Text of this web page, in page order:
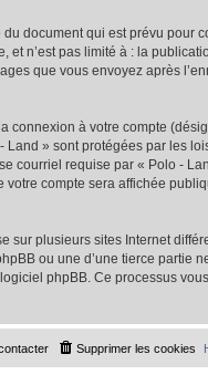
document qui est prévu pour
n’est pas limité à : la
que vous envoyez après
connexion à votre compte
» sont protégées par les
courriel requise par « Polo -
compte sera affichée
sur plusieurs sites Internet
ou une d’une tierce partie
phpBB. Ce processus
Supprimer les cookies